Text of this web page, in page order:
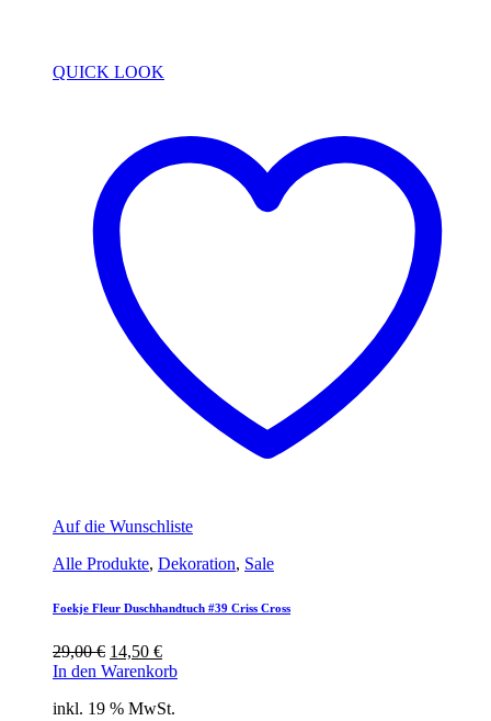
QUICK LOOK
Auf die Wunschliste
Alle Produkte, Dekoration, Sale
Foekje Fleur Duschhandtuch #39 Criss Cross
29,00€ Ursprünglicher
Preis
29,00 €
14,50 €Aktueller
Preis
14,50 €.
In den Warenkorb
inkl. 19 % MwSt.